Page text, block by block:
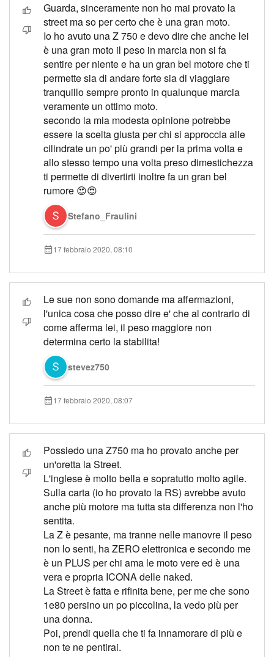
Guarda, sinceramente non ho mai provato la
street ma so per certo che è una gran moto.
Io ho avuto una Z 750 e devo dire che anche lei
è una gran moto il peso in marcia non si fa
sentire per niente e ha un gran bel motore che ti
permette sia di andare forte sia di viaggiare
tranquillo sempre pronto in qualunque marcia
veramente un ottimo moto.
secondo la mia modesta opinione potrebbe
essere la scelta giusta per chi si approccia alle
cilindrate un po' più grandi per la prima volta e
allo stesso tempo una volta preso dimestichezza
ti permette di divertirti inoltre fa un gran bel
rumore 😍😍
Stefano_Fraulini
17 febbraio 2020, 08:10
Le sue non sono domande ma affermazioni,
l'unica cosa che posso dire e' che al contrario di
come afferma lei, il peso maggiore non
determina certo la stabilita!
stevez750
17 febbraio 2020, 08:07
Possiedo una Z750 ma ho provato anche per
un'oretta la Street.
L'inglese è molto bella e sopratutto molto agile.
Sulla carta (io ho provato la RS) avrebbe avuto
anche più motore ma tutta sta differenza non l'ho
sentita.
La Z è pesante, ma tranne nelle manovre il peso
non lo senti, ha ZERO elettronica e secondo me
è un PLUS per chi ama le moto vere ed è una
vera e propria ICONA delle naked.
La Street è fatta e rifinita bene, per me che sono
1e80 persino un po piccolina, la vedo più per
una donna.
Poi, prendi quella che ti fa innamorare di più e
non te ne pentirai.